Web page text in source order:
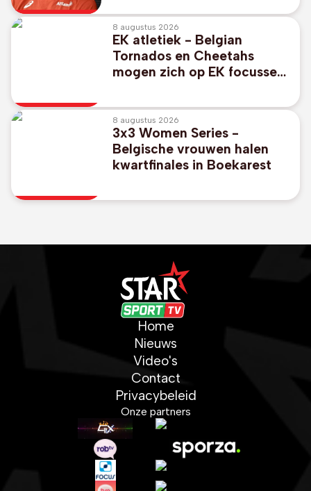
8 augustus 2026
EK atletiek - Belgian
Tornados en Cheetahs
mogen zich op EK focussen
8 augustus 2026
3x3 Women Series -
Belgische vrouwen halen
kwartfinales in Boekarest
Home
Nieuws
Video's
Contact
Privacybeleid
Onze partners